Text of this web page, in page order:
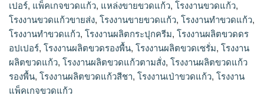
เปอร์, แพ็คเกจขวดแก้ว, แหล่งขายขวดแก้ว, โรงงานขวดแก้ว,
โรงงานขวดแก้วขายส่ง, โรงงานขายขวดแก้ว, โรงงานทำขวดแก้ว,
โรงงานทําขวดแก้ว, โรงงานผลิตกระปุกครีม, โรงงานผลิตขวดดร
อปเปอร์, โรงงานผลิตขวดรองพื้น, โรงงานผลิตขวดเซรั่ม, โรงงาน
ผลิตขวดแก้ว, โรงงานผลิตขวดแก้วตามสั่ง, โรงงานผลิตขวดแก้ว
รองพื้น, โรงงานผลิตขวดแก้วสีชา, โรงงานเป่าขวดแก้ว, โรงงาน
แพ็คเกจขวดแก้ว